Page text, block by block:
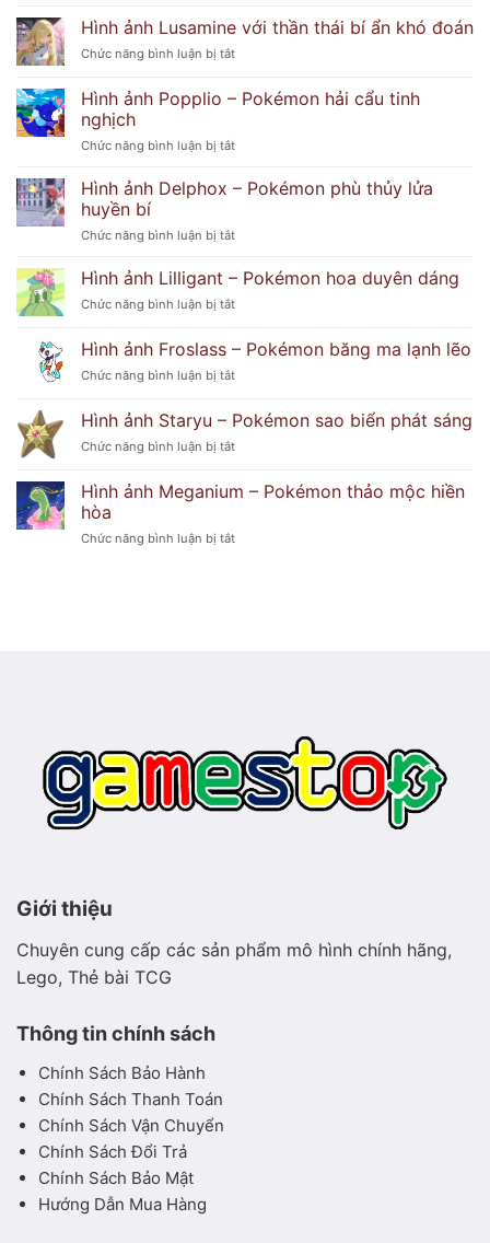
Pokémon
Hình
Dễ
Bí
Hình ảnh Lusamine với thần thái bí ẩn khó đoán
Chức năng bình luận bị tắtở
ảnh
Lusamine
thần
đoán
Hình ảnh Popplio – Pokémon hải cẩu tinh
nghịch
Chức năng bình luận bị tắtở
ảnh
Popplio
Pokémon
cẩu
nghịch
Hình ảnh Delphox – Pokémon phù thủy lửa
huyền bí
Chức năng bình luận bị tắtở
ảnh
Delphox
–
phù
lửa
bí
Hình ảnh Lilligant – Pokémon hoa duyên dáng
Chức năng bình luận bị tắtở
ảnh
Lilligant
–
hoa
dáng
Hình ảnh Froslass – Pokémon băng ma lạnh lẽo
Chức năng bình luận bị tắtở
ảnh
Froslass
–
băng
lẽo
Hình ảnh Staryu – Pokémon sao biển phát sáng
Chức năng bình luận bị tắtở
Staryu
Pokémon
Hình ảnh Meganium – Pokémon thảo mộc hiền
hòa
Chức năng bình luận bị tắtở
Giới thiệu
Chuyên cung cấp các sản phẩm mô hình chính hãng,
Lego, Thẻ bài TCG
Thông tin chính sách
Chính Sách Bảo Hành
Chính Sách Thanh Toán
Chính Sách Vận Chuyển
Chính Sách Đổi Trả
Chính Sách Bảo Mật
Hướng Dẫn Mua Hàng